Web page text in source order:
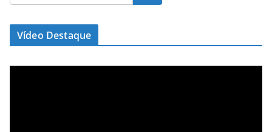
Vídeo Destaque